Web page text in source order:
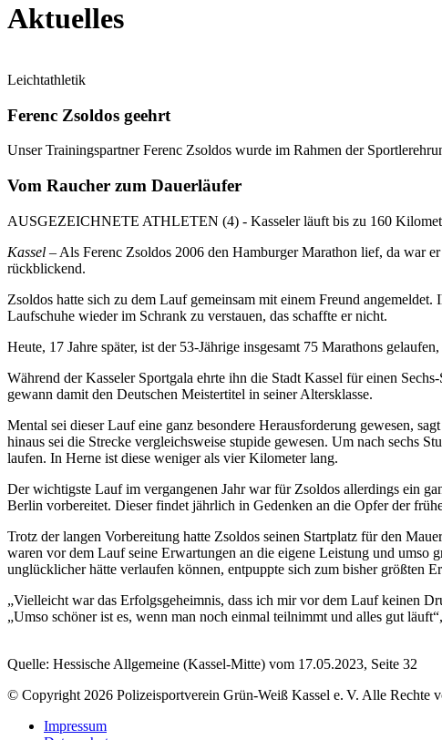
Aktuelles
Leichtathletik
Ferenc Zsoldos geehrt
Unser Trainingspartner Ferenc Zsoldos wurde im Rahmen der
Vom Raucher zum Dauerläufer
AUSGEZEICHNETE ATHLETEN (4) - Kasseler läuft bis zu 160
Kassel – Als Ferenc Zsoldos 2006 den Hamburger Marathon lief, da war
rückblickend.
Zsoldos hatte sich zu dem Lauf gemeinsam mit einem Freund
Laufschuhe wieder im Schrank zu verstauen, das schaffte er nicht.
Heute, 17 Jahre später, ist der 53-Jährige insgesamt 75 Marathons
Während der Kasseler Sportgala ehrte ihn die Stadt Kassel für einen
gewann damit den Deutschen Meistertitel in seiner Altersklasse.
Mental sei dieser Lauf eine ganz besondere Herausforderung gewesen,
hinaus sei die Strecke vergleichsweise stupide gewesen. Um nach sechs
laufen. In Herne ist diese weniger als vier Kilometer lang.
Der wichtigste Lauf im vergangenen Jahr war für Zsoldos allerdings ein
Berlin vorbereitet. Dieser findet jährlich in Gedenken an die Opfer der
Trotz der langen Vorbereitung hatte Zsoldos seinen Startplatz für den
waren vor dem Lauf seine Erwartungen an die eigene Leistung und
unglücklicher hätte verlaufen können, entpuppte sich zum bisher größten
„Vielleicht war das Erfolgsgeheimnis, dass ich mir vor dem Lauf keinen
„Umso schöner ist es, wenn man noch einmal teilnimmt und alles gut
Quelle: Hessische Allgemeine (Kassel-Mitte) vom 17.05.2023, Seite 32
© Copyright 2026 Polizeisportverein Grün-Weiß Kassel e. V. Alle Rechte
Impressum